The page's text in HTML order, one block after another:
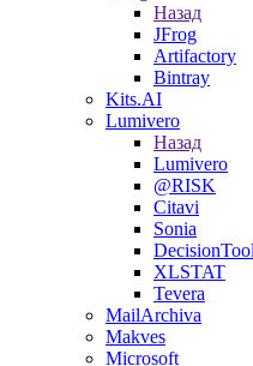
Назад
JFrog
Artifactory
Bintray
Kits.AI
Lumivero
Назад
Lumivero
@RISK
Citavi
Sonia
XLSTAT
Tevera
MailArchiva
Makves
Microsoft